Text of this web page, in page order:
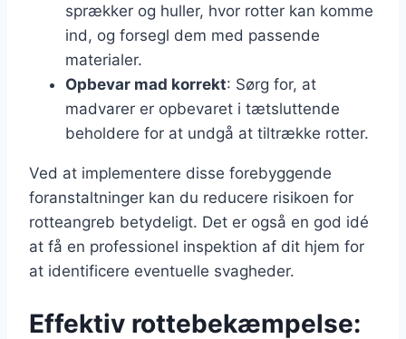
sprækker og huller, hvor rotter kan komme
ind, og forsegl dem med passende
materialer.
Opbevar mad korrekt: Sørg for, at
madvarer er opbevaret i tætsluttende
beholdere for at undgå at tiltrække rotter.
Ved at implementere disse forebyggende
foranstaltninger kan du reducere risikoen for
rotteangreb betydeligt. Det er også en god idé
at få en professionel inspektion af dit hjem for
at identificere eventuelle svagheder.
Effektiv rottebekæmpelse: